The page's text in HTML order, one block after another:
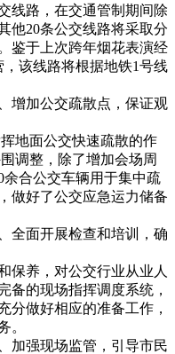
线路，在交通管制期间除
他20条公交线路将采取分
鉴于上次跨年烟花表演经
该线路将根据地铁1号线
增加公交疏散点，保证观
地面公交快速疏散的作
调整，除了增加会场周
合公交车辆用于集中疏
做好了公交应急运力储备
全面开展检查和培训，确
保养，对公交行业从业人
备的现场指挥调度系统，
分做好相应的准备工作，
。
加强现场监管，引导市民